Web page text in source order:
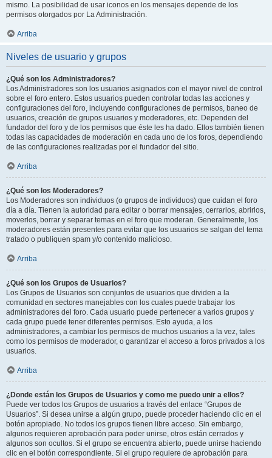
mismo. La posibilidad de usar iconos en los mensajes depende de los
permisos otorgados por La Administración.
Arriba
Niveles de usuario y grupos
¿Qué son los Administradores?
Los Administradores son los usuarios asignados con el mayor nivel de control
sobre el foro entero. Estos usuarios pueden controlar todas las acciones y
configuraciones del foro, incluyendo configuraciones de permisos, baneo de
usuarios, creación de grupos usuarios y moderadores, etc. Dependen del
fundador del foro y de los permisos que éste les ha dado. Ellos también tienen
todas las capacidades de moderación en cada uno de los foros, dependiendo
de las configuraciones realizadas por el fundador del sitio.
Arriba
¿Qué son los Moderadores?
Los Moderadores son individuos (o grupos de individuos) que cuidan el foro
día a día. Tienen la autoridad para editar o borrar mensajes, cerrarlos, abrirlos,
moverlos, borrar y separar temas en el foro que moderan. Generalmente, los
moderadores están presentes para evitar que los usuarios se salgan del tema
tratado o publiquen spam y/o contenido malicioso.
Arriba
¿Qué son los Grupos de Usuarios?
Los Grupos de Usuarios son conjuntos de usuarios que dividen a la
comunidad en sectores manejables con los cuales puede trabajar los
administradores del foro. Cada usuario puede pertenecer a varios grupos y
cada grupo puede tener diferentes permisos. Esto ayuda, a los
administradores, a cambiar los permisos de muchos usuarios a la vez, tales
como los permisos de moderador, o garantizar el acceso a foros privados a los
usuarios.
Arriba
¿Donde están los Grupos de Usuarios y como me puedo unir a ellos?
Puede ver todos los Grupos de usuarios a través del enlace “Grupos de
Usuarios”. Si desea unirse a algún grupo, puede proceder haciendo clic en el
botón apropiado. No todos los grupos tienen libre acceso. Sin embargo,
algunos requieren aprobación para poder unirse, otros están cerrados y
algunos son ocultos. Si el grupo se encuentra abierto, puede unirse haciendo
clic en el botón correspondiente. Si el grupo requiere de aprobación para